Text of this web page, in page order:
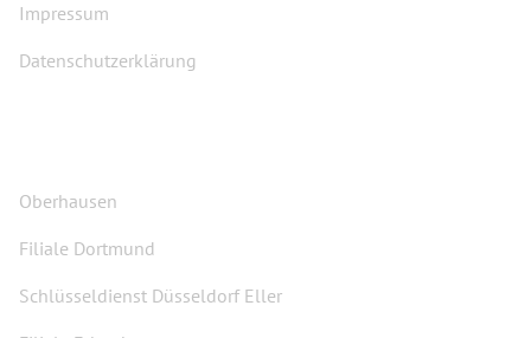
Impressum
Datenschutzerklärung
Oberhausen
Filiale Dortmund
Schlüsseldienst Düsseldorf Eller